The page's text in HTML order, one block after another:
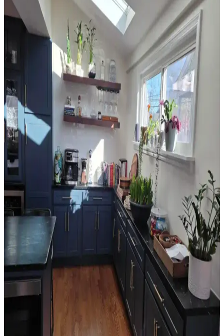
Yatak odası perdelerinde doğru seçim ve asma teknikleri, mekanın
estetiğini ve enerji verimliliğini artırır. Pelmet kullanımı ve uygun
perde çubuğu destekleriyle konfor sağlanır.
Sherwin Williams Cream & Sugar Duvar Rengine
Uyumlu Perde Seçimi ve Ton Çakışması Önleme
Yöntemleri
Sherwin Williams Cream & Sugar duvar rengine sahip odalarda
perde seçimi, halı ve dekorasyonla uyumlu tonlarda yapılmalı. Pinch
pleat model perdeler estetik görünüm sağlar ve ton çakışmasını
önler.
Ev Satışında Valance Kullanımı ve Pencere
Dekorasyonunun Mekana Etkileri
Ev satışında valance kullanımı, pencere görünümünü yumuşatırken
mekana renk ve doku katar. Ancak yanlış kullanım mekanda görsel
karmaşa yaratabilir ve ışık alımını kısıtlayabilir.
Orta 2000'ler Sarı Tonları: Mekanlarda Doğru
Renk Seçimi ve Uyum Analizi
Orta 2000'ler sarı tonları, doğru kombinasyonlarla mekanlara
sıcaklık katabilir. Ancak uyumsuz kullanımlarda eski moda ve
sıradan bir görünüm ortaya çıkabilir. Renk seçimi mekanın diğer
unsurlarıyla dengelenmeli.
Salon Duvar Düzenlemesinde Raf Kullanımı ve
Estetik Dengenin Sağlanması
Salon duvarlarında rafların simetrik yerleşimi, aksesuar seçimi ve
mobilya düzeni mekânın estetik ve fonksiyonel dengesini sağlar.
Doğru duvar rengi ve sanat eserleriyle ferah bir atmosfer oluşturulur.